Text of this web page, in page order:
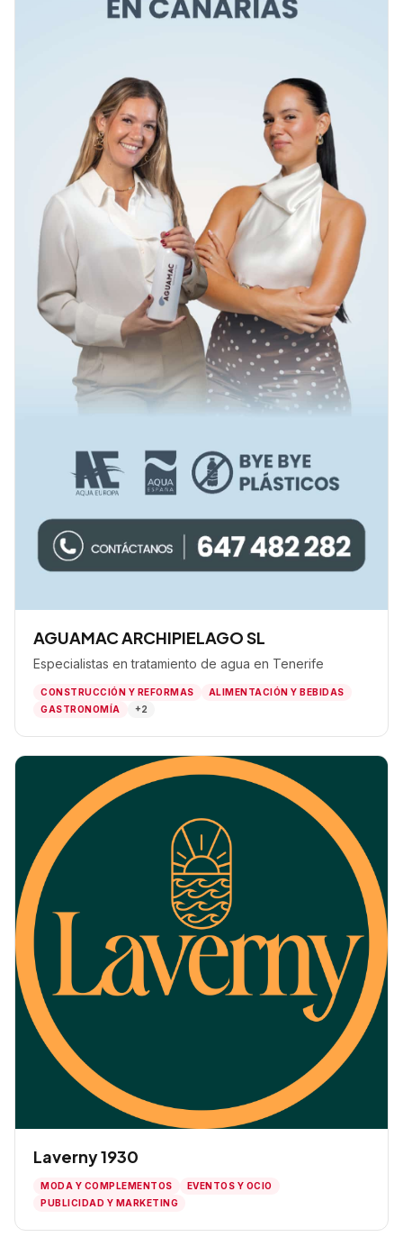
AGUAMAC ARCHIPIELAGO SL
Especialistas en tratamiento de agua en Tenerife
CONSTRUCCIÓN Y REFORMAS
ALIMENTACIÓN Y BEBIDAS
GASTRONOMÍA
+2
Laverny 1930
MODA Y COMPLEMENTOS
EVENTOS Y OCIO
PUBLICIDAD Y MARKETING